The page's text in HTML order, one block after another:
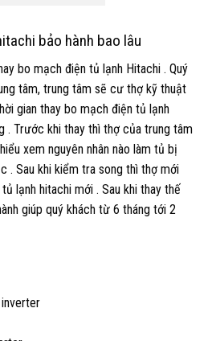
bảo hành bao lâu
bo mạch điện tủ lạnh Hitachi . Quý
tâm, trung tâm sẽ cư thợ kỹ thuật
gian thay bo mạch điện tủ lạnh
. Trước khi thay thì thợ của trung tâm
xem nguyên nhân nào làm tủ bị
. Sau khi kiểm tra song thì thợ mới
lạnh hitachi mới . Sau khi thay thế
giúp quý khách từ 6 tháng tới 2